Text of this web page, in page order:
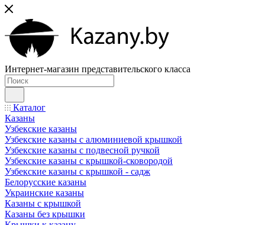
Интернет-магазин представительского класса
Каталог
Казаны
Узбекские казаны
Узбекские казаны с алюминиевой крышкой
Узбекские казаны с подвесной ручкой
Узбекские казаны с крышкой-сковородой
Узбекские казаны с крышкой - садж
Белорусские казаны
Украинские казаны
Казаны с крышкой
Казаны без крышки